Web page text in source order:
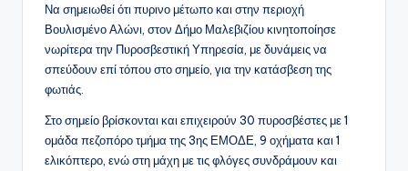
Να σημειωθεί ότι πυρινο μέτωπο και στην περιοχή
Βουλισμένο Αλώνι, στον Δήμο Μαλεβιζίου κινητοποίησε
νωρίτερα την Πυροσβεστική Υπηρεσία, με δυνάμεις να
σπεύδουν επί τόπου στο σημείο, για την κατάσβεση της
φωτιάς.
Στο σημείο βρίσκονται και επιχειρούν 30 πυροσβέστες με 1
ομάδα πεζοπόρο τμήμα της 3ης ΕΜΟΔΕ, 9 οχήματα και 1
ελικόπτερο, ενώ στη μάχη με τις φλόγες συνδράμουν και